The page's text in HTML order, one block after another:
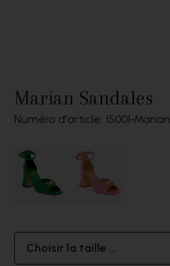
Marian Sandales
Numéro d'article: 15001 Marian
Choisir la taille ...